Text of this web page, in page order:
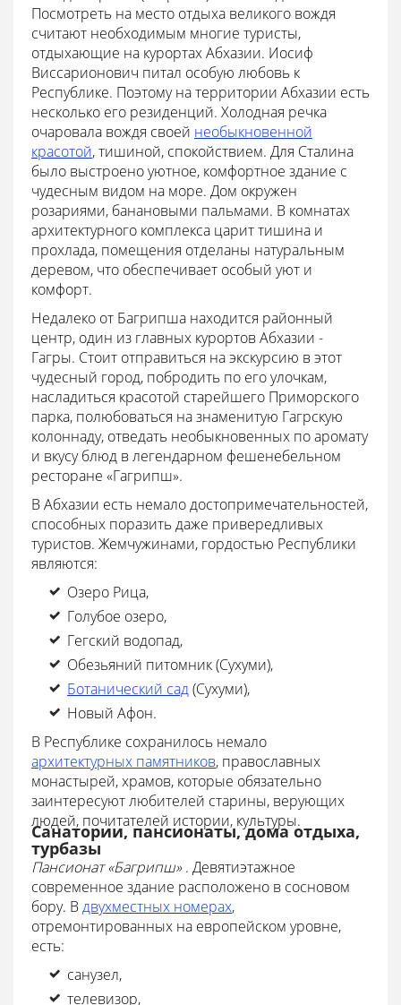
Посмотреть на место отдыха великого вождя
считают необходимым многие туристы,
отдыхающие на курортах Абхазии. Иосиф
Виссарионович питал особую любовь к
Республике. Поэтому на территории Абхазии есть
несколько его резиденций. Холодная речка
очаровала вождя своей необыкновенной
красотой, тишиной, спокойствием. Для Сталина
было выстроено уютное, комфортное здание с
чудесным видом на море. Дом окружен
розариями, банановыми пальмами. В комнатах
архитектурного комплекса царит тишина и
прохлада, помещения отделаны натуральным
деревом, что обеспечивает особый уют и
комфорт.
Недалеко от Багрипша находится районный
центр, один из главных курортов Абхазии -
Гагры. Стоит отправиться на экскурсию в этот
чудесный город, побродить по его улочкам,
насладиться красотой старейшего Приморского
парка, полюбоваться на знаменитую Гагрскую
колоннаду, отведать необыкновенных по аромату
и вкусу блюд в легендарном фешенебельном
ресторане «Гагрипш».
В Абхазии есть немало достопримечательностей,
способных поразить даже привередливых
туристов. Жемчужинами, гордостью Республики
являются:
Озеро Рица,
Голубое озеро,
Гегский водопад,
Обезьяний питомник (Сухуми),
Ботанический сад(Сухуми),
Новый Афон.
В Республике сохранилось немало
архитектурных памятников, православных
монастырей, храмов, которые обязательно
заинтересуют любителей старины, верующих
людей, почитателей истории, культуры.
Санатории, пансионаты, дома отдыха,
турбазы
Пансионат «Багрипш». Девятиэтажное
современное здание расположено в сосновом
бору. Вдвухместных номерах,
отремонтированных на европейском уровне,
есть:
санузел,
телевизор,